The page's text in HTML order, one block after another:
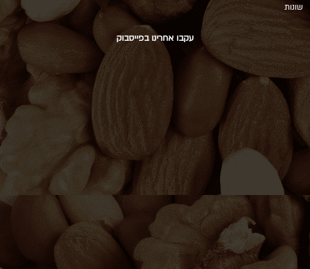
שונות
עקבו אחרינו בפייסבוק